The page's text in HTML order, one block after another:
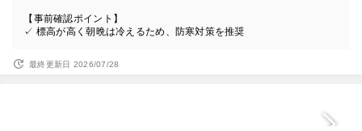
【事前確認ポイント】
✓ 標高が高く朝晩は冷えるため、防寒対策を推奨
最終更新日 2026/07/28